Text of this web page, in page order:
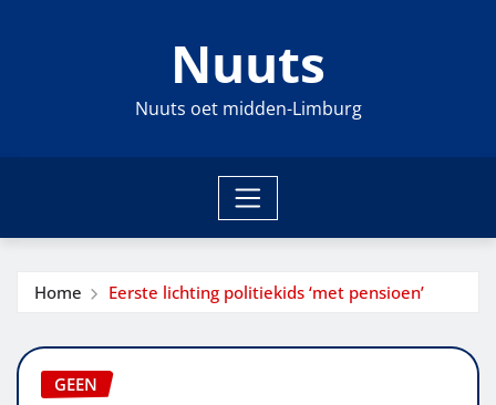
Nuuts
Nuuts oet midden-Limburg
Home Eerste lichting politiekids ‘met pensioen’
GEEN